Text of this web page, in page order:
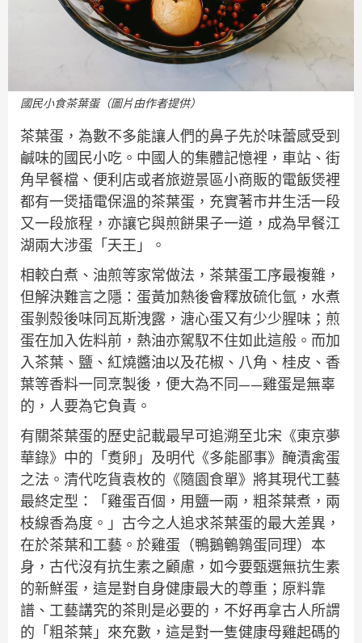
國民小食茶葉蛋（圖片由作者提供）
茶葉蛋，為數不多能讓人們的鼻子先於味蕾感受到
鹹味的國民小吃。中國人的集體記憶裡，車站、街
角早餐檔、便利店或者旅遊景區小商販的電飯煲裡
都有一煲插電保溫的茶葉蛋，充實著市井生活一段
又一段旅程，亦讓它與煎餅果子一道，成為早餐江
湖兩大涉蛋「天王」。
相較白煮、油煎等家常做法，茶葉蛋工序最複雜，
但解決難言之隱：蛋黃加熱後會釋放硫化氫，水煮
蛋剝殼後味同瓦斯洩露，溏心蛋又有少少腥味；煎
蛋在加入佐料前，熱油亦駕馭不住如此這般。而加
入茶葉、鹽、紅燒醬油以及花椒、八角、桂皮、香
葉等香料一同烹製後，便大為不同——雞蛋是無辜
的，人要為它負責。
有關茶葉蛋的歷史記載最早可追溯至北宋《東京夢
華錄》中的「煑卵」及明代《多能鄙事》醃漬禽蛋
之法。清代吃貨袁枚的《隨園食單》將其現代工藝
最終定型：「雞蛋百個，用鹽一兩，粗茶葉煮，兩
枝線香為度。」古今之人追求茶葉蛋的最大差異，
在於茶葉和工藝。於雞蛋（鴨鵝鵪鶉蛋同理）本
身，古代沒有抗生素之顧慮，如今要甄選無抗生素
的新鮮蛋，這是對自身健康最大的尊重；原料靠
譜、工藝講究的茶則是必要的，不好再拿古人所謂
的「粗茶葉」來充數，這是對一隻健康母雞起碼的